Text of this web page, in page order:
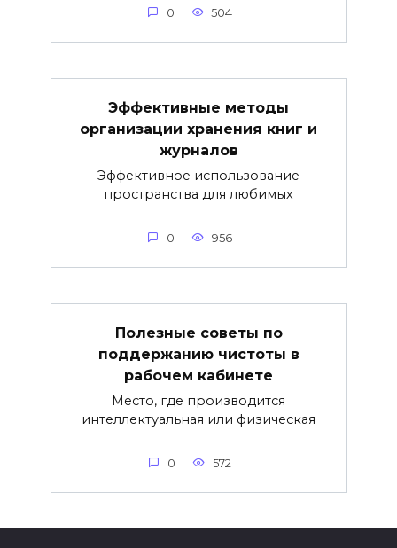
0 504
Эффективные методы
организации хранения книг и
журналов
Эффективное использование
пространства для любимых
0 956
Полезные советы по
поддержанию чистоты в
рабочем кабинете
Место, где производится
интеллектуальная или физическая
0 572